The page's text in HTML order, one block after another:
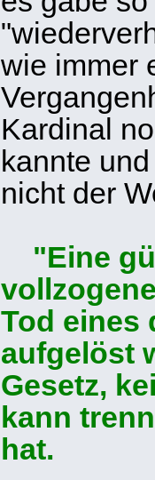
wie immer
Kardinal
kannte
nicht der
"Eine
Tod eines
aufgelöst
Gesetz,
kann
hat.